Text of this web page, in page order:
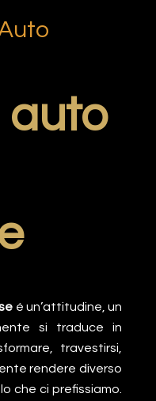
auto
é un’attitudine, un
si traduce in
travestirsi,
rendere diverso
che ci prefissiamo.